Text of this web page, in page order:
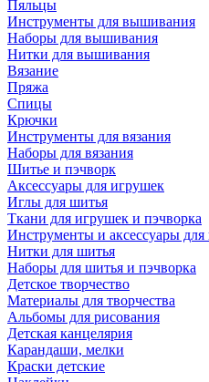
Пяльцы
Инструменты для вышивания
Наборы для вышивания
Нитки для вышивания
Вязание
Пряжа
Спицы
Крючки
Инструменты для вязания
Наборы для вязания
Шитье и пэчворк
Аксессуары для игрушек
Иглы для шитья
Ткани для игрушек и пэчворка
Инструменты и аксессуары для
Нитки для шитья
Наборы для шитья и пэчворка
Детское творчество
Материалы для творчества
Альбомы для рисования
Детская канцелярия
Карандаши, мелки
Краски детские